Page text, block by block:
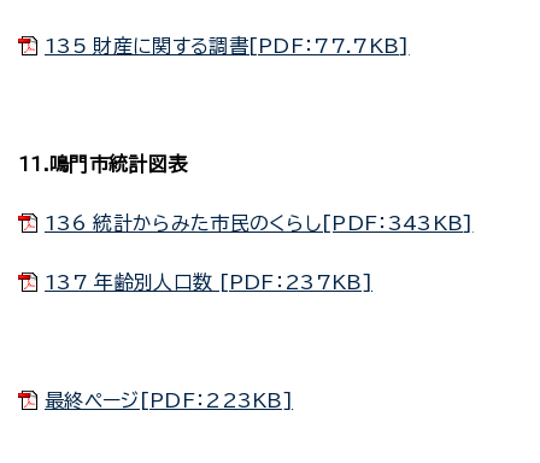
135 財産に関する調書[PDF：77.7KB]
11.鳴門市統計図表
136 統計からみた市民のくらし[PDF：343KB]
137 年齢別人口数 [PDF：237KB]
最終ページ[PDF：223KB]